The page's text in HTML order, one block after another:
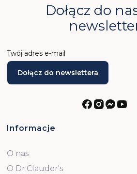
Dołącz do
Twój adres e-mail
Dołącz do newslettera
Linki w stopce
Informacje
O nas
O Dr.Clauder's